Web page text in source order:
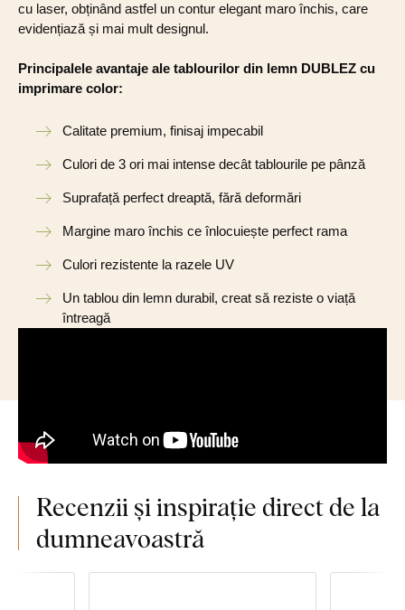
cu laser, obținând astfel un contur elegant maro închis, care
evidențiază și mai mult designul.
Principalele avantaje ale tablourilor din lemn DUBLEZ cu
imprimare color:
Calitate premium, finisaj impecabil
Culori de 3 ori mai intense decât tablourile pe pânză
Suprafață perfect dreaptă, fără deformări
Margine maro închis ce înlocuiește perfect rama
Culori rezistente la razele UV
Un tablou din lemn durabil, creat să reziste o viață
întreagă
Recenzii și inspirație direct de la
dumneavoastră